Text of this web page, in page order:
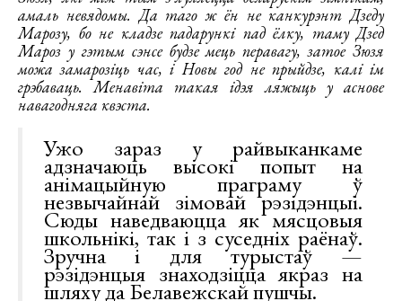
амаль невядомы. Да таго ж ён не канкурэнт Дзеду
Марозу, бо не кладзе падарункі пад ёлку, таму Дзед
Мароз у гэтым сэнсе будзе мець перавагу, затое Зюзя
можа замарозіць час, і Новы год не прыйдзе, калі ім
грэбаваць. Менавіта такая ідэя ляжыць у аснове
навагодняга квэста.
Ужо зараз у райвыканкаме
адзначаюць высокі попыт на
анімацыйную праграму ў
незвычайнай зімовай рэзідэнцыі.
Сюды наведваюцца як мясцовыя
школьнікі, так і з суседніх раёнаў.
Зручна і для турыстаў —
рэзідэнцыя знаходзіцца якраз на
шляху да Белавежскай пушчы.